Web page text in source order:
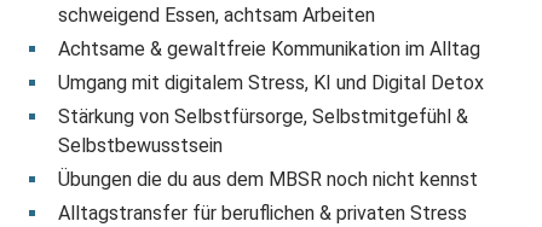
schweigend Essen, achtsam Arbeiten
Achtsame & gewaltfreie Kommunikation im Alltag
Umgang mit digitalem Stress, KI und Digital Detox
Stärkung von Selbstfürsorge, Selbstmitgefühl &
Selbstbewusstsein
Übungen die du aus dem MBSR noch nicht kennst
Alltagstransfer für beruflichen & privaten Stress